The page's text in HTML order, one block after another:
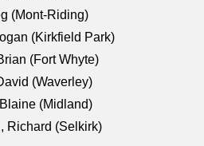
(Mont-Riding)
(Kirkfield Park)
(Fort Whyte)
(Waverley)
(Midland)
Richard (Selkirk)